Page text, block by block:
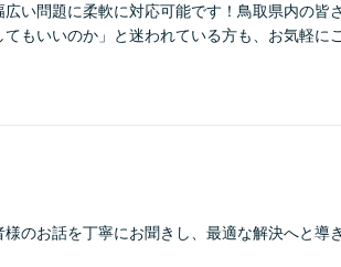
い問題に柔軟に対応可能です！鳥取県内の皆
もいいのか」と迷われている方も、お気軽に
のお話を丁寧にお聞きし、最適な解決へと導き